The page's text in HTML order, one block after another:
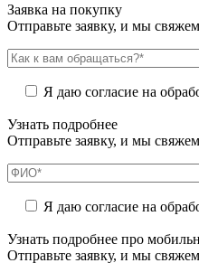
Заявка на покупку
Отправьте заявку, и мы
Я даю согласие на
Узнать подробнее
Отправьте заявку, и мы
Я даю согласие на
Узнать подробнее про
Отправьте заявку, и мы